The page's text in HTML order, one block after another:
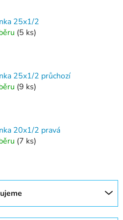
25x1/2
(5 ks)
25x1/2 průchozí
(9 ks)
20x1/2 pravá
(7 ks)